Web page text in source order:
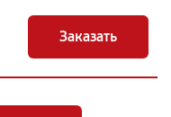
Заказать